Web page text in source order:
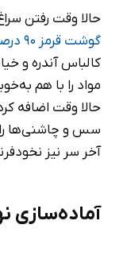
حالا وقت رفتن
گوشت قرمز 90 درصد
کالباس آندره و
مواد را با هم
حالا وقت اضافه
سس و چاشنی‌ها را
آخر سر نیز
آماده‌سازی